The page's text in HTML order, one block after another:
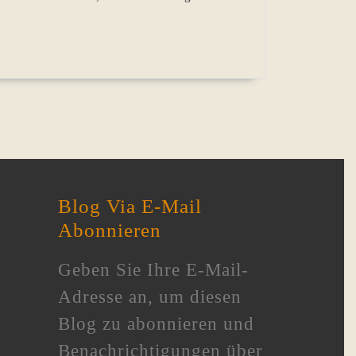
Blog Via E-Mail
Abonnieren
Geben Sie Ihre E-Mail-
Adresse an, um diesen
Blog zu abonnieren und
Benachrichtigungen über